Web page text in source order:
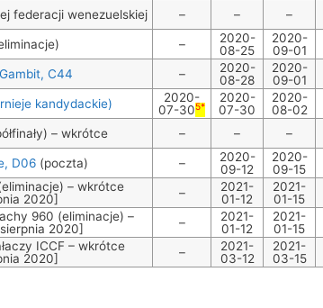
federacji wenezuelskiej – – –
–
2020-
08-25
2020-
09-01
C44 –
2020-
08-28
2020-
09-01
kandydackie)
2020-
07-305*
2020-
07-30
2020-
08-02
– wkrótce – – –
D06(poczta) –
2020-
09-12
2020-
09-15
– wkrótce
2020]
–
2021-
01-12
2021-
01-15
960 (eliminacje) –
2020]
–
2021-
01-12
2021-
01-15
ICCF – wkrótce
2020]
–
2021-
03-12
2021-
03-15